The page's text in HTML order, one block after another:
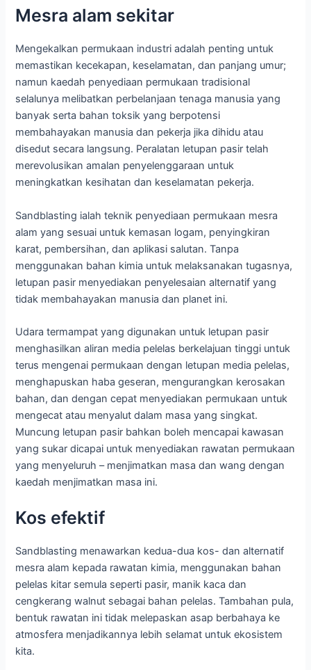
Mesra alam sekitar
Mengekalkan permukaan industri adalah penting untuk
memastikan kecekapan, keselamatan, dan panjang umur;
namun kaedah penyediaan permukaan tradisional
selalunya melibatkan perbelanjaan tenaga manusia yang
banyak serta bahan toksik yang berpotensi
membahayakan manusia dan pekerja jika dihidu atau
disedut secara langsung. Peralatan letupan pasir telah
merevolusikan amalan penyelenggaraan untuk
meningkatkan kesihatan dan keselamatan pekerja.
Sandblasting ialah teknik penyediaan permukaan mesra
alam yang sesuai untuk kemasan logam, penyingkiran
karat, pembersihan, dan aplikasi salutan. Tanpa
menggunakan bahan kimia untuk melaksanakan tugasnya,
letupan pasir menyediakan penyelesaian alternatif yang
tidak membahayakan manusia dan planet ini.
Udara termampat yang digunakan untuk letupan pasir
menghasilkan aliran media pelelas berkelajuan tinggi untuk
terus mengenai permukaan dengan letupan media pelelas,
menghapuskan haba geseran, mengurangkan kerosakan
bahan, dan dengan cepat menyediakan permukaan untuk
mengecat atau menyalut dalam masa yang singkat.
Muncung letupan pasir bahkan boleh mencapai kawasan
yang sukar dicapai untuk menyediakan rawatan permukaan
yang menyeluruh – menjimatkan masa dan wang dengan
kaedah menjimatkan masa ini.
Kos efektif
Sandblasting menawarkan kedua-dua kos- dan alternatif
mesra alam kepada rawatan kimia, menggunakan bahan
pelelas kitar semula seperti pasir, manik kaca dan
cengkerang walnut sebagai bahan pelelas. Tambahan pula,
bentuk rawatan ini tidak melepaskan asap berbahaya ke
atmosfera menjadikannya lebih selamat untuk ekosistem
kita.